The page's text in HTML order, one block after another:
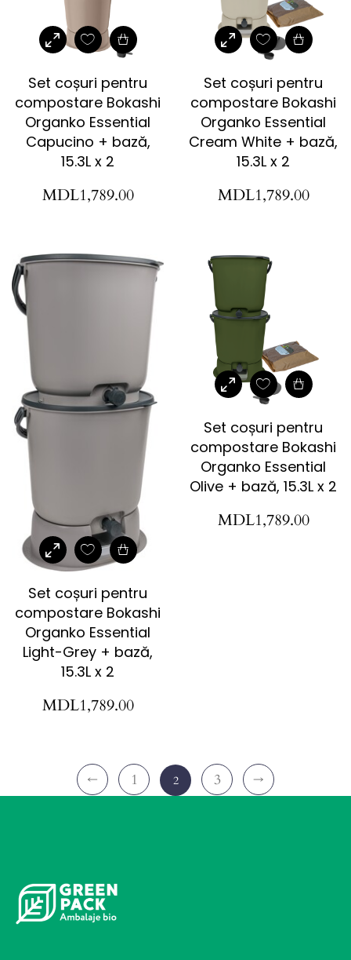
Set coșuri pentru
compostare Bokashi
Organko Essential
Capucino + bază,
15.3L x 2
MDL1,789.00
Set coșuri pentru
compostare Bokashi
Organko Essential
Cream White + bază,
15.3L x 2
MDL1,789.00
Set coșuri pentru
compostare Bokashi
Organko Essential
Light-Grey + bază,
15.3L x 2
MDL1,789.00
Set coșuri pentru
compostare Bokashi
Organko Essential
Olive + bază, 15.3L x 2
MDL1,789.00
← 1 2 3 →